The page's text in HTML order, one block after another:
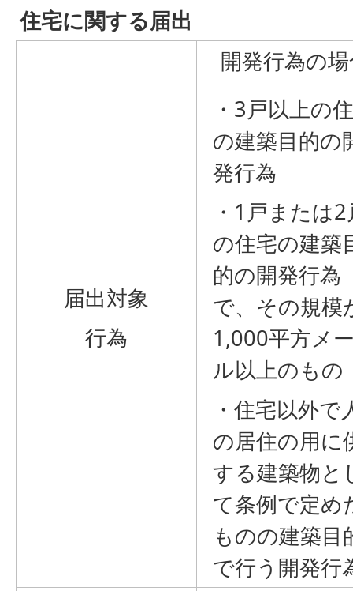
住宅に関する届出
届出対象
行為
開発行為の
・3戸以上の
の建築目的の
発行為
・1戸または2
の住宅の建築
的の開発行為
で、その規模
1,000平方メ
ル以上のもの
・住宅以外で
の居住の用に
する建築物と
て条例で定め
ものの建築目
で行う開発行